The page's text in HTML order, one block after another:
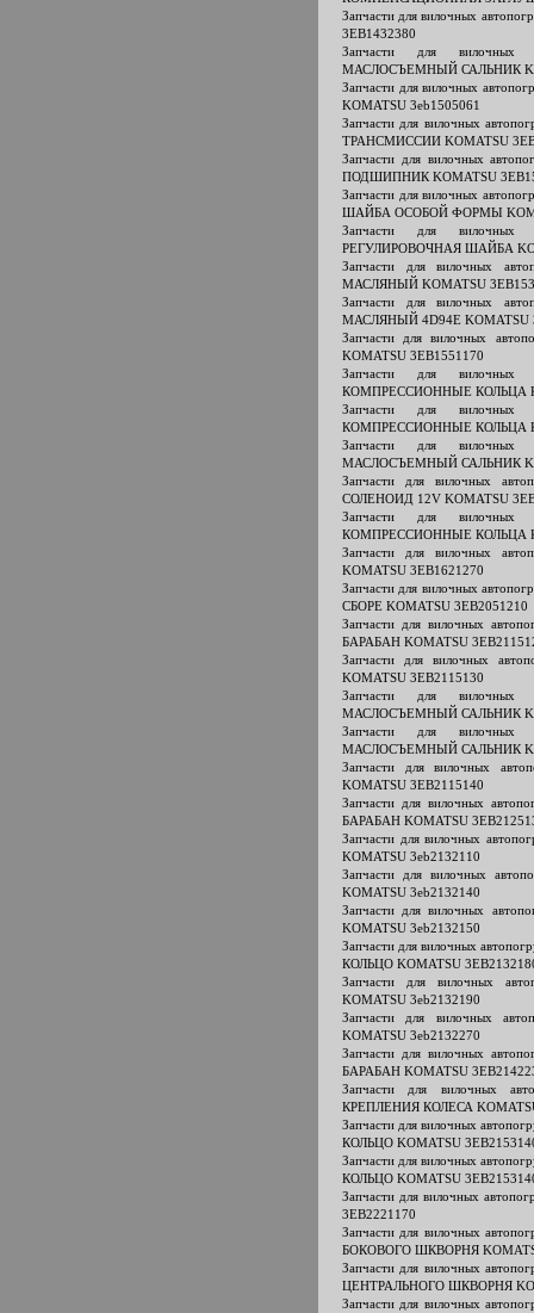
Запчасти для вилочных
3EB1432380
Запчасти для вилочных
МАСЛОСЪЕМНЫЙ САЛЬНИК
Запчасти для вилочных
KOMATSU 3eb1505061
Запчасти для вилочных
ТРАНСМИССИИ KOMATSU
Запчасти для вилочных
ПОДШИПНИК KOMATSU
Запчасти для вилочных
ШАЙБА ОСОБОЙ ФОРМЫ
Запчасти для вилочных
РЕГУЛИРОВОЧНАЯ ШАЙБА
Запчасти для вилочных
МАСЛЯНЫЙ KOMATSU
Запчасти для вилочных
МАСЛЯНЫЙ 4D94E KOMATSU
Запчасти для вилочных
KOMATSU 3EB1551170
Запчасти для вилочных
КОМПРЕССИОННЫЕ КОЛЬЦА
Запчасти для вилочных
КОМПРЕССИОННЫЕ КОЛЬЦА
Запчасти для вилочных
МАСЛОСЪЕМНЫЙ САЛЬНИК
Запчасти для вилочных
СОЛЕНОИД 12V KOMATSU
Запчасти для вилочных
КОМПРЕССИОННЫЕ КОЛЬЦА
Запчасти для вилочных
KOMATSU 3EB1621270
Запчасти для вилочных
СБОРЕ KOMATSU 3EB2051210
Запчасти для вилочных
БАРАБАН KOMATSU
Запчасти для вилочных
KOMATSU 3EB2115130
Запчасти для вилочных
МАСЛОСЪЕМНЫЙ САЛЬНИК
Запчасти для вилочных
МАСЛОСЪЕМНЫЙ САЛЬНИК
Запчасти для вилочных
KOMATSU 3EB2115140
Запчасти для вилочных
БАРАБАН KOMATSU
Запчасти для вилочных
KOMATSU 3eb2132110
Запчасти для вилочных
KOMATSU 3eb2132140
Запчасти для вилочных
KOMATSU 3eb2132150
Запчасти для вилочных
КОЛЬЦО KOMATSU
Запчасти для вилочных
KOMATSU 3eb2132190
Запчасти для вилочных
KOMATSU 3eb2132270
Запчасти для вилочных
БАРАБАН KOMATSU
Запчасти для вилочных
КРЕПЛЕНИЯ КОЛЕСА
Запчасти для вилочных
КОЛЬЦО KOMATSU
Запчасти для вилочных
КОЛЬЦО KOMATSU
Запчасти для вилочных
3EB2221170
Запчасти для вилочных
БОКОВОГО ШКВОРНЯ
Запчасти для вилочных
ЦЕНТРАЛЬНОГО ШКВОРНЯ
Запчасти для вилочных